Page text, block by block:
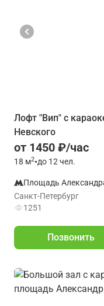
Лофт "Вип" с
Невского
от 1450 ₽/час
18 м2•до 12 чел.
Площадь
Санкт-Петербург
1251
Позвонить